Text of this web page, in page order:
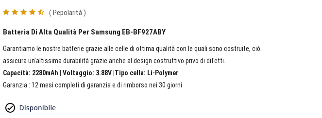
( Pepolarità )
Batteria Di Alta Qualità Per Samsung EB-BF927ABY
Garantiamo le nostre batterie grazie alle celle di ottima qualità con le quali sono costruite, ciò
assicura un’altissima durabilità grazie anche al design costruttivo privo di difetti.
Capacità: 2280mAh | Voltaggio: 3.88V |Tipo cella: Li-Polymer
Garanzia : 12 mesi completi di garanzia e di rimborso nei 30 giorni